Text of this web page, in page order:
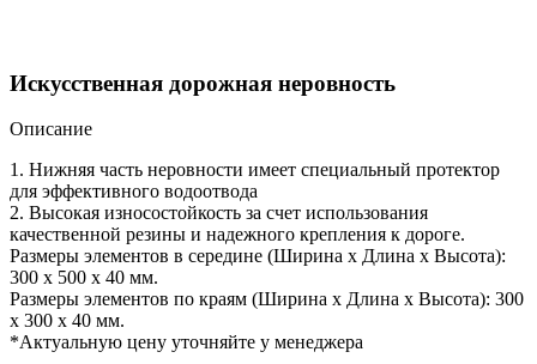
Искусственная дорожная неровность
Описание
1. Нижняя часть неровности имеет специальный протектор
для эффективного водоотвода
2. Высокая износостойкость за счет использования
качественной резины и надежного крепления к дороге.
Размеры элементов в середине (Ширина х Длина х Высота):
300 х 500 х 40 мм.
Размеры элементов по краям (Ширина х Длина х Высота): 300
х 300 х 40 мм.
*Актуальную цену уточняйте у менеджера